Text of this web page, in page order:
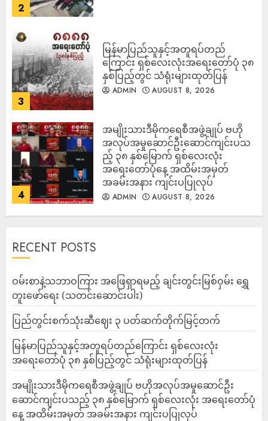
2
3
မြန်မာပြည်သူနှင့်အတူရပ်တည်
ကြောင်း ရှစ်လေးလုံးအရေးတော်ပုံ ၃၈
နှစ်ပြည့်တွင် သံရုံးများထုတ်ပြန်
ADMIN AUGUST 8, 2026
4
အမျိုးသားဒီမိုကရေစီအဖွဲ့ချုပ် ဗဟို
အလုပ်အမှုဆောင်ဦးဆောင်ကျင်းပသ
ည့် ၃၈ နှစ်မြောက် ရှစ်လေးလုံး
အရေးတော်ပုံနေ့ အထိမ်းအမှတ်
အခမ်းအနား ကျင်းပပြုလုပ်
ADMIN AUGUST 8, 2026
RECENT POSTS
ဝမ်းစာနဲ့သဘာဝကြား အဖြေရှာရမည့် ချင်းတွင်းမြစ်ဝှမ်း ရွှေ
တူးဖော်ရေး (သတင်းဆောင်းပါး)
ပြည်တွင်းစက်သုံးဆီဈေး ၃ ပတ်ဆက်တိုက်မြင့်တက်
မြန်မာပြည်သူနှင့်အတူရပ်တည်ကြောင်း ရှစ်လေးလုံး
အရေးတော်ပုံ ၃၈ နှစ်ပြည့်တွင် သံရုံးများထုတ်ပြန်
အမျိုးသားဒီမိုကရေစီအဖွဲ့ချုပ် ဗဟိုအလုပ်အမှုဆောင်ဦး
ဆောင်ကျင်းပသည့် ၃၈ နှစ်မြောက် ရှစ်လေးလုံး အရေးတော်ပုံ
နေ့ အထိမ်းအမှတ် အခမ်းအနား ကျင်းပပြုလုပ်